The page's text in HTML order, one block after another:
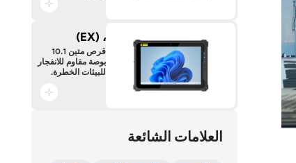
، (EX)
قرص متين 10.1
بوصة مقاوم للانفجار
للبيئات الخطرة.
العلامات الشائعة